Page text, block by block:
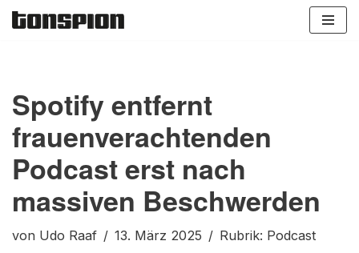
Spotify entfernt
frauenverachtenden
Podcast erst nach
massiven Beschwerden
von Udo Raaf 13. März 2025 Rubrik: Podcast